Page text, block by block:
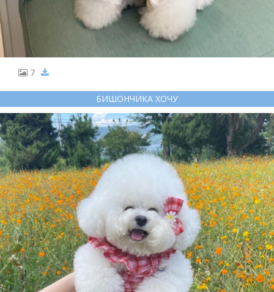
7
БИШОНЧИКА ХОЧУ